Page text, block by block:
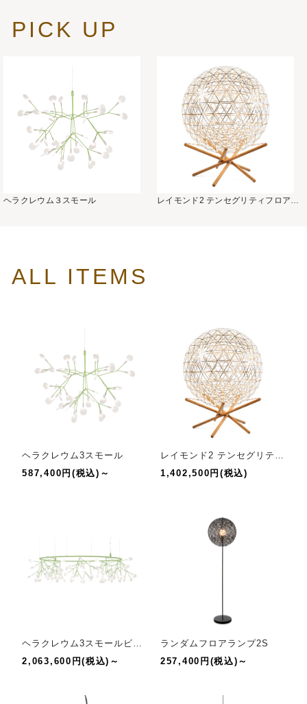
PICK UP
ヘラクレウム３スモール
レイモンド2 テンセグリティフロアラ
ALL ITEMS
ヘラクレウム3スモール
587,400円(税込)～
1,402,500円(税込)
2,063,600円(税込)～
ランダムフロアランプ2S
257,400円(税込)～